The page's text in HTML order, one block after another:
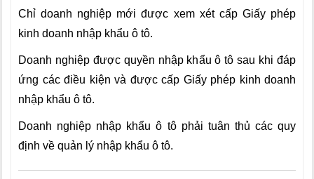
Chỉ doanh nghiệp mới được xem xét cấp Giấy phép
kinh doanh nhập khẩu ô tô.
Doanh nghiệp được quyền nhập khẩu ô tô sau khi đáp
ứng các điều kiện và được cấp Giấy phép kinh doanh
nhập khẩu ô tô.
Doanh nghiệp nhập khẩu ô tô phải tuân thủ các quy
định về quản lý nhập khẩu ô tô.